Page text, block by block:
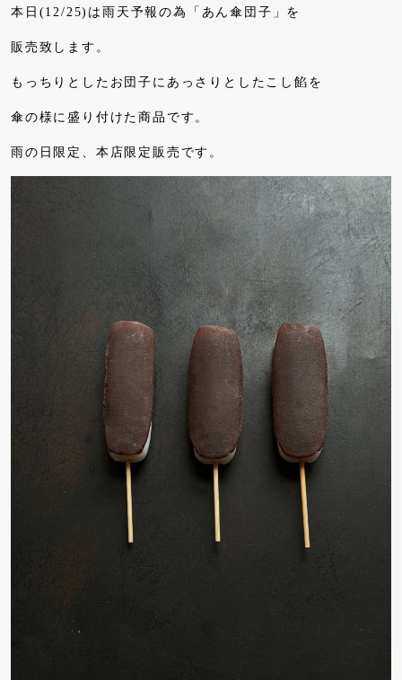
本日(12/25)は雨天予報の為「あん傘団子」を
販売致します。
もっちりとしたお団子にあっさりとしたこし餡を
傘の様に盛り付けた商品です。
雨の日限定、本店限定販売です。